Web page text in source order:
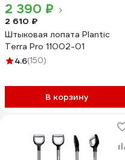
2 390 ₽
2 610 ₽
Штыковая лопата Plantic
Terra Pro 11002-01
4.6(150)
В корзину